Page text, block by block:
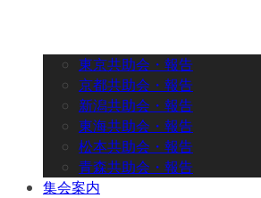
東京共助会・報告
京都共助会・報告
新潟共助会・報告
東海共助会・報告
松本共助会・報告
青森共助会・報告
集会案内